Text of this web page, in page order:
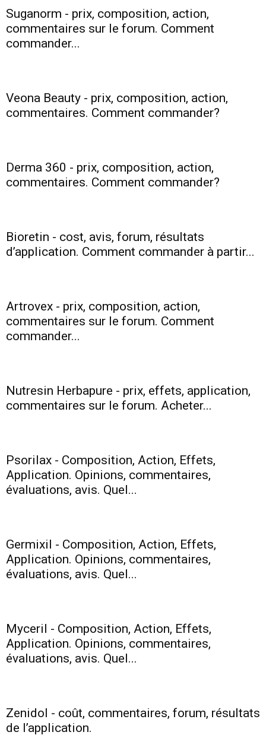
santé
mince
Suganorm - prix, composition, action,
commentaires sur le forum. Comment
commander...
Veona Beauty - prix, composition, action,
commentaires. Comment commander?
Derma 360 - prix, composition, action,
commentaires. Comment commander?
Bioretin - cost, avis, forum, résultats
d’application. Comment commander à partir...
Artrovex - prix, composition, action,
commentaires sur le forum. Comment
commander...
Nutresin Herbapure - prix, effets, application,
commentaires sur le forum. Acheter...
Psorilax - Composition, Action, Effets,
Application. Opinions, commentaires,
évaluations, avis. Quel...
Germixil - Composition, Action, Effets,
Application. Opinions, commentaires,
évaluations, avis. Quel...
Myceril - Composition, Action, Effets,
Application. Opinions, commentaires,
évaluations, avis. Quel...
Zenidol - coût, commentaires, forum, résultats
de l’application.